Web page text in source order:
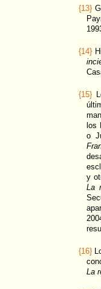
{13}
{14}
{15}
los
o
y
La
{16}
La